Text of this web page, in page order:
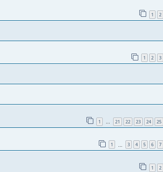
1 2
1 2 3
1 … 21 22 23 24 25
1 3 4 5 6 7
1 2